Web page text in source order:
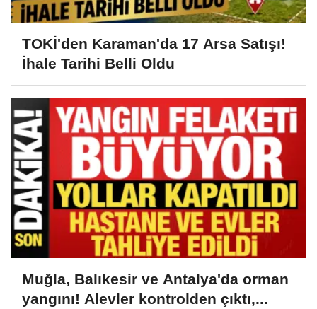
TOKİ'den Karaman'da 17 Arsa Satışı!
İhale Tarihi Belli Oldu
Muğla, Balıkesir ve Antalya'da orman
yangını! Alevler kontrolden çıktı,...